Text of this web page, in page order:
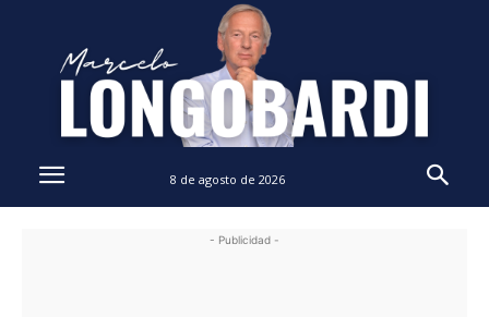
8 de agosto de 2026
- Publicidad -